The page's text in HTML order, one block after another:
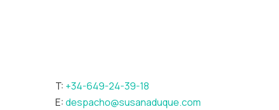
T: +34-649-24-39-18
E:despacho@susanaduque.com